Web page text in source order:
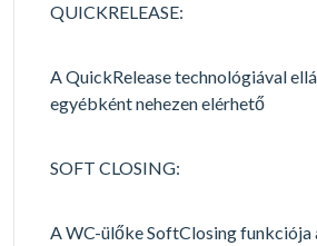
QUICKRELEASE:
A QuickRelease technológiával
egyébként nehezen elérhető
SOFT CLOSING:
A WC-ülőke SoftClosing funkciója